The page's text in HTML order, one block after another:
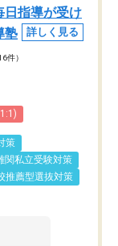
日指導が受け
塾
詳しく見る
件）
策
関私立受験対策
推薦型選抜対策